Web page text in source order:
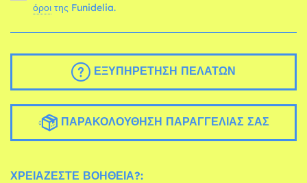
όροι της Funidelia.
ΕΞΥΠΗΡΈΤΗΣΗ ΠΕΛΑΤΏΝ
ΠΑΡΑΚΟΛΟΎΘΗΣΗ ΠΑΡΑΓΓΕΛΊΑΣ ΣΑΣ
ΧΡΕΙΆΖΕΣΤΕ ΒΟΉΘΕΙΑ?: